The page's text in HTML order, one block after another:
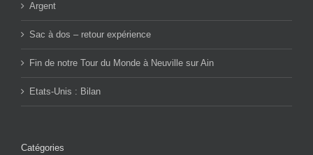
Argent
Sac à dos – retour expérience
Fin de notre Tour du Monde à Neuville sur Ain
Etats-Unis : Bilan
Catégories